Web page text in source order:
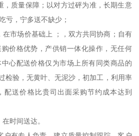
，质量保障；以对方过砰为准，长期生意
亏，宁多送不缺少；
在市场价基础上 ；，双方共同协商；自有
价格优势，产供销一体化操作，无任何
心配送价格仅为市场上所有同类商品的
检验，无黄叶、无泥沙，初加工，利用率
配送价格比贵司出面采购节约成本达到
时间送达。